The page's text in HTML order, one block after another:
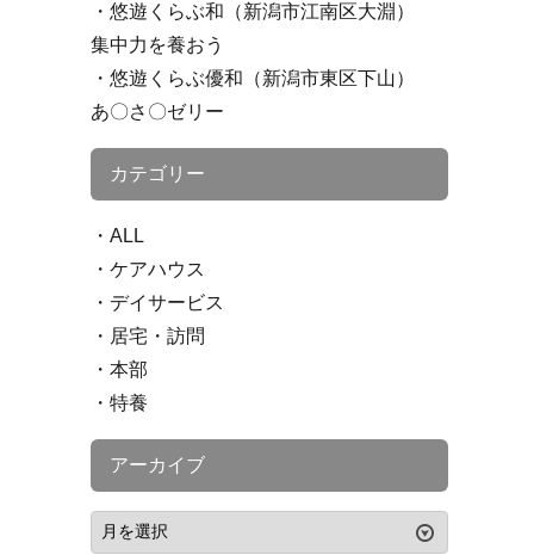
悠遊くらぶ和（新潟市江南区大淵）
集中力を養おう
悠遊くらぶ優和（新潟市東区下山）
あ〇さ〇ゼリー
カテゴリー
ALL
ケアハウス
デイサービス
居宅・訪問
本部
特養
アーカイブ